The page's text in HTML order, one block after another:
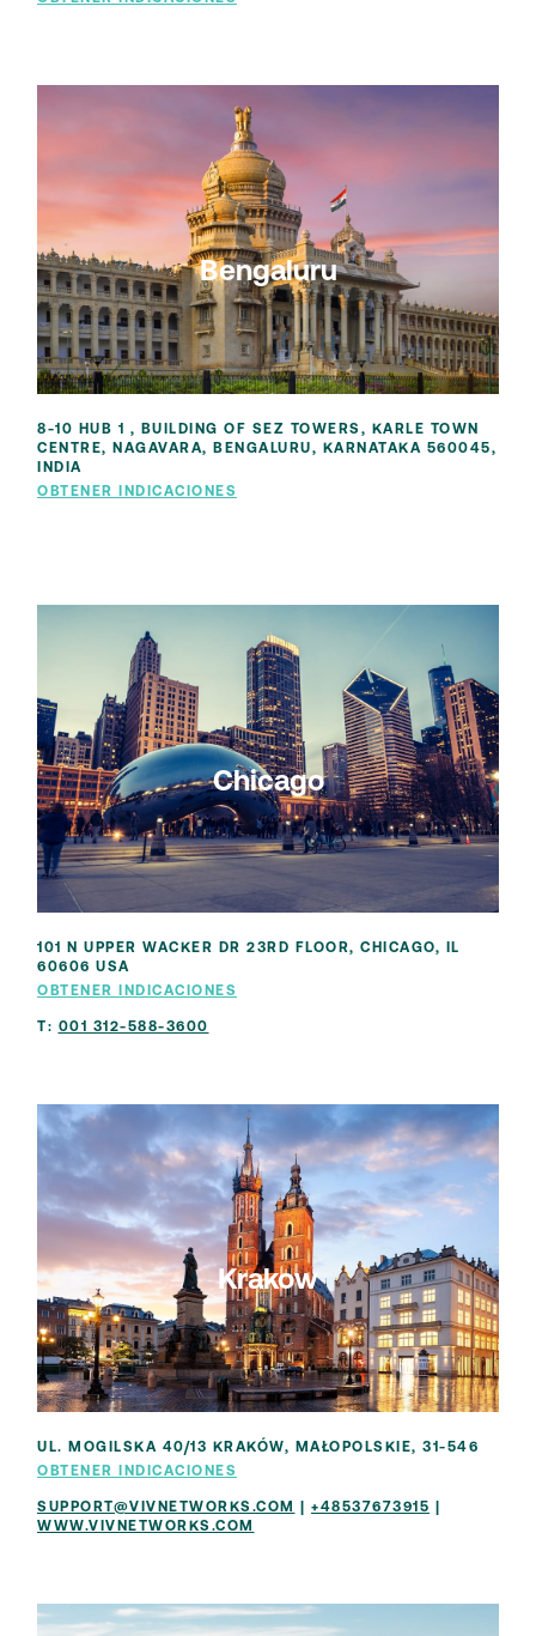
Bengaluru
8-10 HUB 1 , BUILDING OF SEZ TOWERS, KARLE TOWN
CENTRE, NAGAVARA, BENGALURU, KARNATAKA 560045,
INDIA
OBTENER INDICACIONES
Chicago
101 N UPPER WACKER DR 23RD FLOOR, CHICAGO, IL
60606 USA
OBTENER INDICACIONES
T: 001 312-588-3600
Krakow
UL. MOGILSKA 40/13 KRAKÓW, MAŁOPOLSKIE, 31-546
OBTENER INDICACIONES
SUPPORT@VIVNETWORKS.COM +48537673915
WWW.VIVNETWORKS.COM